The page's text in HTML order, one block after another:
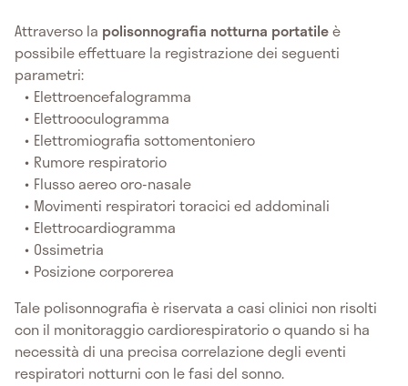
Attraverso la polisonnografia notturna portatileè
possibile effettuare la registrazione dei seguenti
parametri:
Elettroencefalogramma
Elettrooculogramma
Elettromiografia sottomentoniero
Rumore respiratorio
Flusso aereo oro-nasale
Movimenti respiratori toracici ed addominali
Elettrocardiogramma
Ossimetria
Posizione corporerea
Tale polisonnografia è riservata a casi clinici non risolti
con il monitoraggio cardiorespiratorio o quando si ha
necessità di una precisa correlazione degli eventi
respiratori notturni con le fasi del sonno.